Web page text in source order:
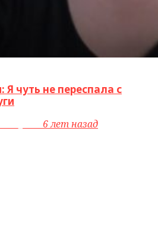
чуть не переспала с
6 лет назад